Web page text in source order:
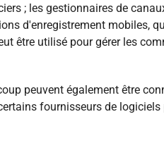
; les gestionnaires de
d'enregistrement mobiles,
être utilisé pour gérer les
peuvent également être
fournisseurs de